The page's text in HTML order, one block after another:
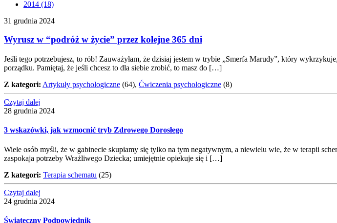
2014 (18)
31 grudnia 2024
Wyrusz w “podróż w życie” przez kolejne 365 dni
Jeśli tego potrzebujesz, to rób! Zauważyłam, że dzisiaj jestem w trybie „Smerfa Marudy”, który
porządku. Pamiętaj, że jeśli chcesz to dla siebie zrobić, to masz do […]
Z kategori: Artykuły psychologiczne (64), Ćwiczenia psychologiczne (8)
Czytaj dalej
28 grudnia 2024
3 wskazówki, jak wzmocnić tryb Zdrowego Dorosłego
Wiele osób myśli, że w gabinecie skupiamy się tylko na tym negatywnym, a niewielu wie, że w terapii
zaspokaja potrzeby Wrażliwego Dziecka; umiejętnie opiekuje się i […]
Z kategori: Terapia schematu (25)
Czytaj dalej
24 grudnia 2024
Świąteczny Podpowiednik